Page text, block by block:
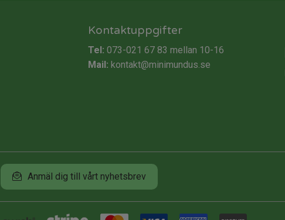
Kontaktuppgifter
Tel: 073-021 67 83 mellan 10-16
Mail: kontakt@minimundus.se
Anmäl dig till vårt nyhetsbrev